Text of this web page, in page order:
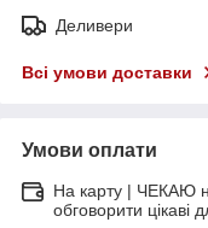
Деливери
Всі умови доставки
Умови оплати
На карту | ЧЕКАЮ
обговорити цікаві